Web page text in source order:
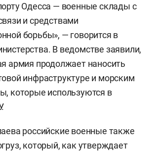
Одесса — военные склады с
и средствами
борьбы», — говорится в
В ведомстве заявили,
армия продолжает наносить
инфраструктуре и морским
которые используются в
российские военные также
который, как утверждает